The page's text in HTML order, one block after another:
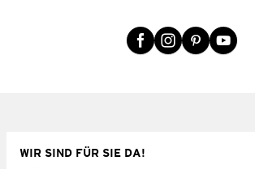
WIR SIND FÜR SIE DA!